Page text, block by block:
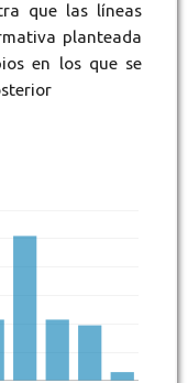
que las líneas
planteada
en los que se